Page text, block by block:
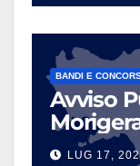
BANDI E
Avviso
LUG 17,